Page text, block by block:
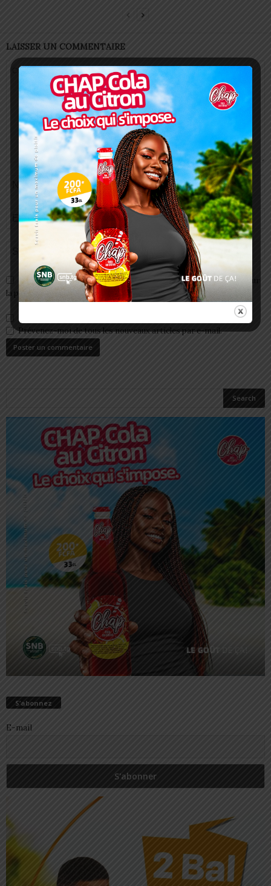
LAISSER UN COMMENTAIRE
Enregistrer mon nom, email et site web dans ce navigateur pour
la prochaine fois que je commenterai.
Prévenez-moi de tous les nouveaux commentaires par e-mail.
Prévenez-moi de tous les nouveaux articles par e-mail.
S’abonnez
E-mail